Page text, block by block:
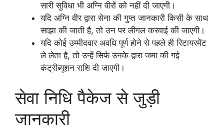
सारी सुविधा भी अग्नि वीरों को नहीं दी जाएगी।
यदि अग्नि वीर द्वारा सेना की गुप्त जानकारी किसी के साथ
साझा की जाती है, तो उन पर लीगल करवाई की जाएगी।
यदि कोई उम्मीदवार अवधि पूर्ण होने से पहले ही रिटायरमेंट
ले लेता है, तो उन्हें सिर्फ उनके द्वारा जमा की गई
कंट्रीब्यूशन राशि दी जाएगी।
सेवा निधि पैकेज से जुड़ी
जानकारी